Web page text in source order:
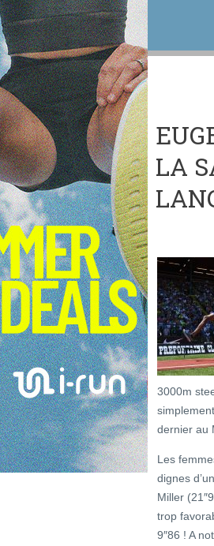
LA
3000m
dernier au
Les
dignes
Miller
trop
9″86 ! A